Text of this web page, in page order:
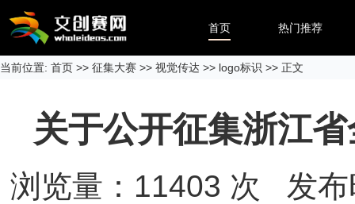
首页 热门推荐
当前位置: 首页 >> 征集大赛 >> 视觉传达 >> logo标识 >> 正文
关于公开征集浙江
浏览量： 11403 次 发布